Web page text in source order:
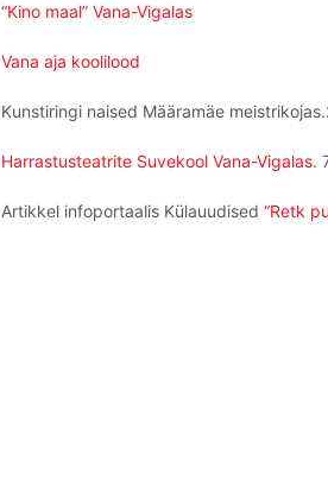
“Kino maal” Vana-Vigalas
Vana aja koolilood
Kunstiringi naised Määramäe
Harrastusteatrite Suvekool Vana-Vigalas.
Artikkel infoportaalis Külauudised “Retk